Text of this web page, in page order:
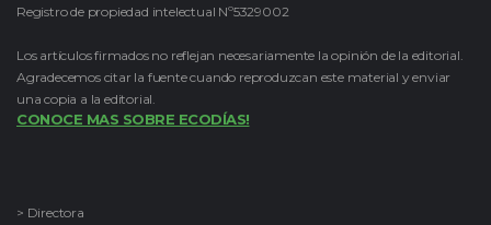
Registro de propiedad intelectual Nº5329002
Los artículos firmados no reflejan necesariamente la opinión de la editorial.
Agradecemos citar la fuente cuando reproduzcan este material y enviar
una copia a la editorial.
CONOCE MAS SOBRE ECODÍAS!
> Directora